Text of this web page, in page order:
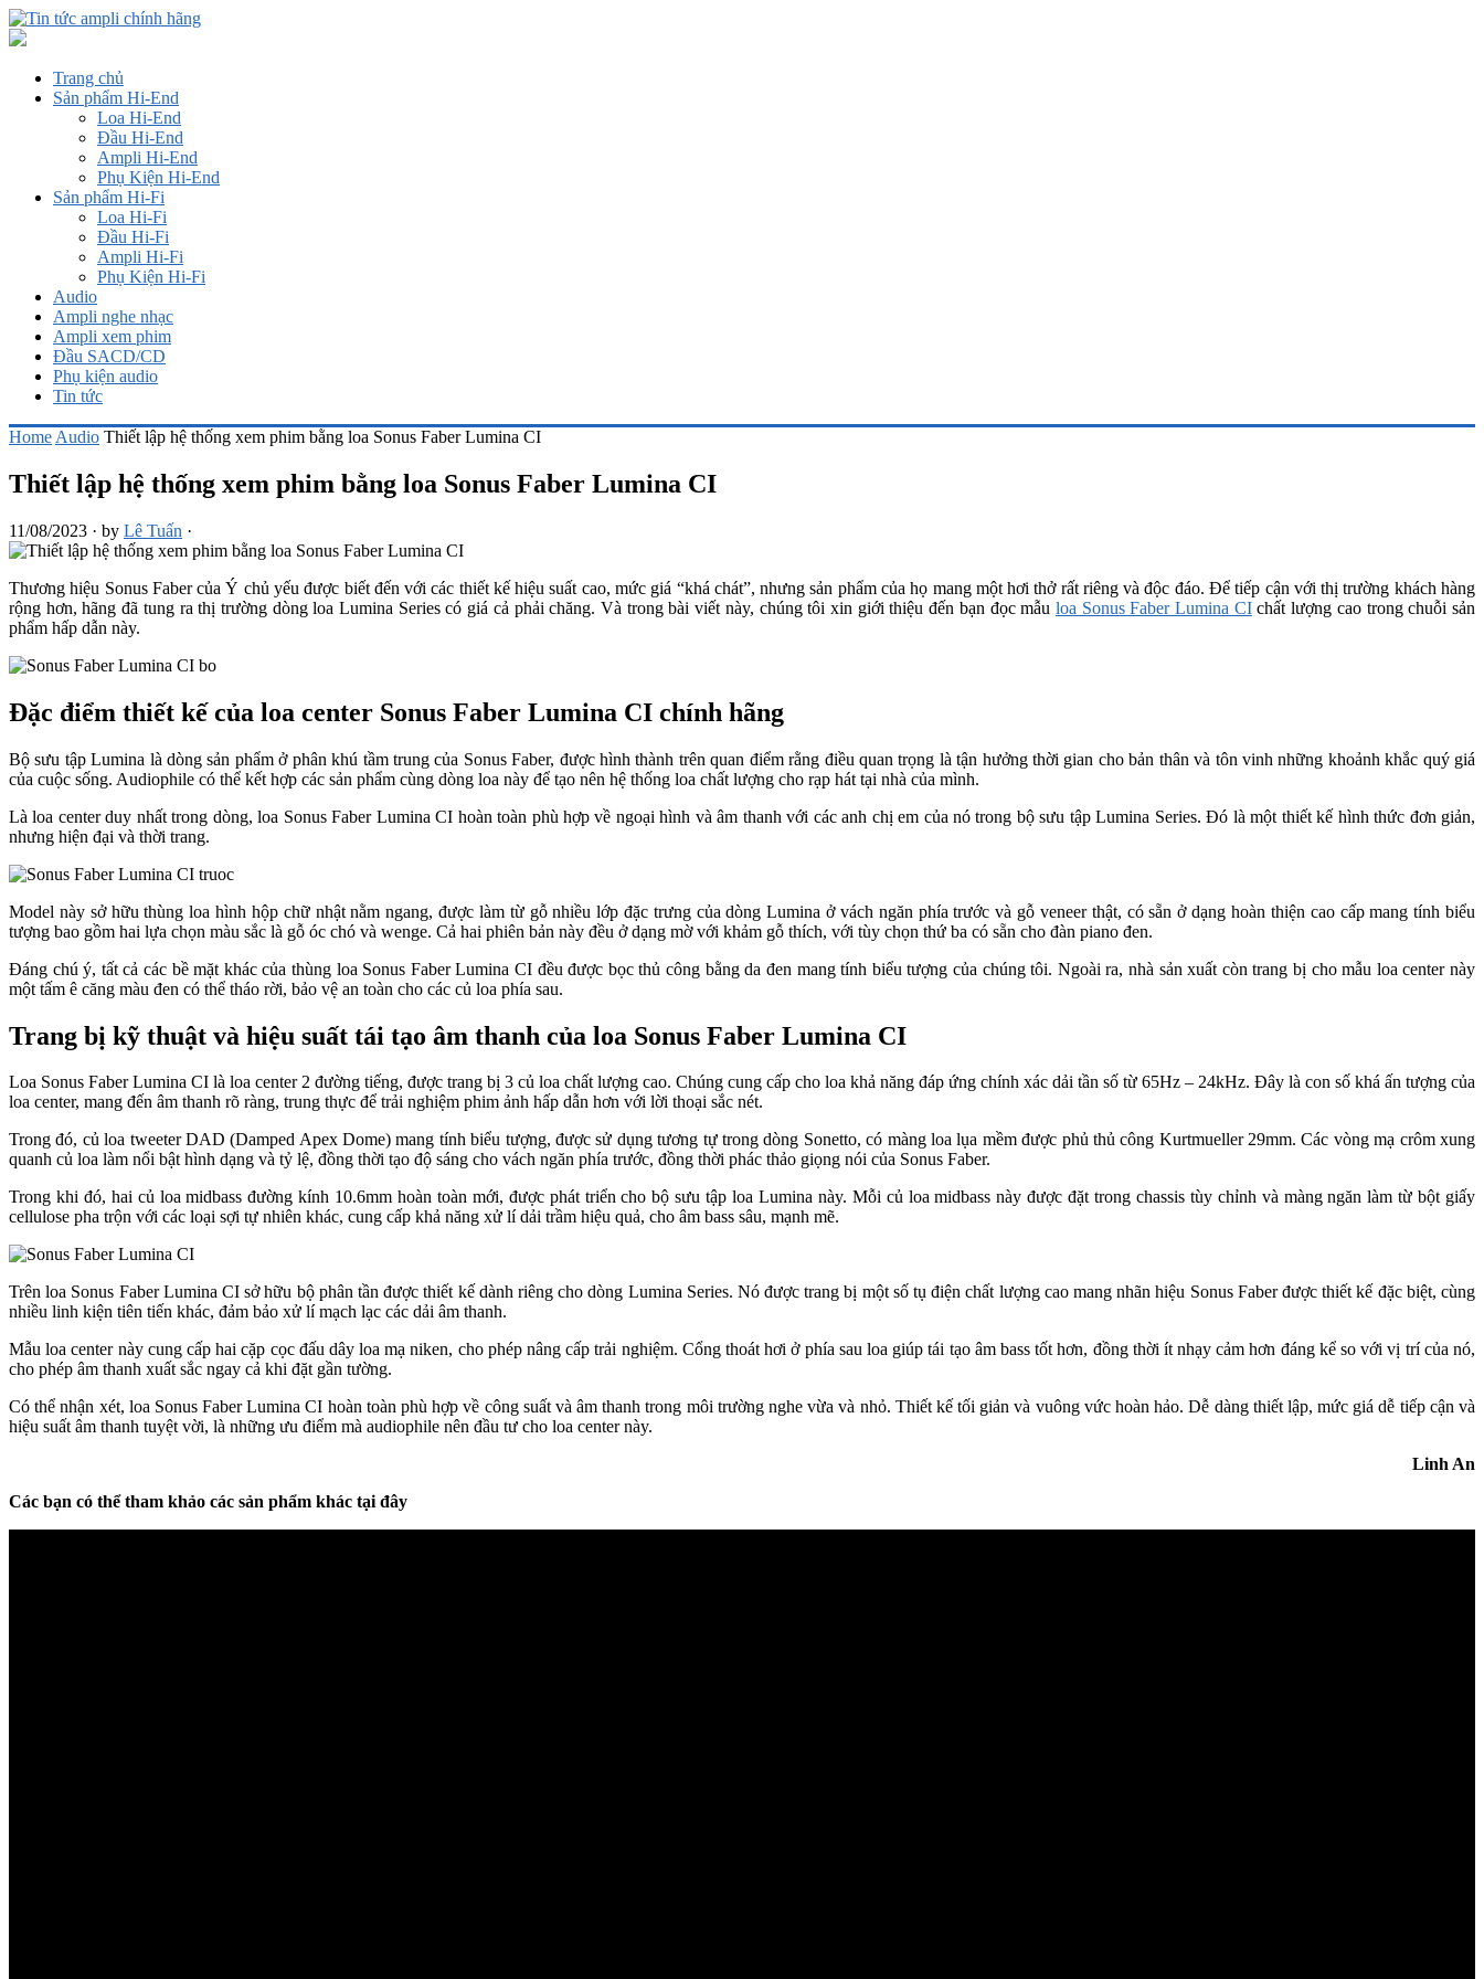
Trang chủ
Sản phẩm Hi-End
Loa Hi-End
Đầu Hi-End
Ampli Hi-End
Phụ Kiện Hi-End
Sản phẩm Hi-Fi
Loa Hi-Fi
Đầu Hi-Fi
Ampli Hi-Fi
Phụ Kiện Hi-Fi
Audio
Ampli nghe nhạc
Ampli xem phim
Đầu SACD/CD
Phụ kiện audio
Tin tức
Home Audio Thiết lập hệ thống xem phim bằng loa Sonus Faber Lumina CI
Thiết lập hệ thống xem phim bằng loa Sonus Faber Lumina CI
11/08/2023 · by Lê Tuấn ·
Thương hiệu Sonus Faber của Ý chủ yếu được biết đến với các thiết kế hiệu suất cao, mức giá “khá chát”, nhưng sản phẩm của họ mang một hơi thở rất riêng và độc đáo. Để tiếp cận với thị trường khách hàng
rộng hơn, hãng đã tung ra thị trường dòng loa Lumina Series có giá cả phải chăng. Và trong bài viết này, chúng tôi xin giới thiệu đến bạn đọc mẫu loa Sonus Faber Lumina CIchất lượng cao trong chuỗi sản
phẩm hấp dẫn này.
Đặc điểm thiết kế của loa center Sonus Faber Lumina CI chính hãng
Bộ sưu tập Lumina là dòng sản phẩm ở phân khú tầm trung của Sonus Faber, được hình thành trên quan điểm rằng điều quan trọng là tận hưởng thời gian cho bản thân và tôn vinh những khoảnh khắc quý giá
của cuộc sống. Audiophile có thể kết hợp các sản phẩm cùng dòng loa này để tạo nên hệ thống loa chất lượng cho rạp hát tại nhà của mình.
Là loa center duy nhất trong dòng, loa Sonus Faber Lumina CI hoàn toàn phù hợp về ngoại hình và âm thanh với các anh chị em của nó trong bộ sưu tập Lumina Series. Đó là một thiết kế hình thức đơn giản,
nhưng hiện đại và thời trang.
Model này sở hữu thùng loa hình hộp chữ nhật nằm ngang, được làm từ gỗ nhiều lớp đặc trưng của dòng Lumina ở vách ngăn phía trước và gỗ veneer thật, có sẵn ở dạng hoàn thiện cao cấp mang tính biểu
tượng bao gồm hai lựa chọn màu sắc là gỗ óc chó và wenge. Cả hai phiên bản này đều ở dạng mờ với khảm gỗ thích, với tùy chọn thứ ba có sẵn cho đàn piano đen.
Đáng chú ý, tất cả các bề mặt khác của thùng loa Sonus Faber Lumina CI đều được bọc thủ công bằng da đen mang tính biểu tượng của chúng tôi. Ngoài ra, nhà sản xuất còn trang bị cho mẫu loa center này
một tấm ê căng màu đen có thể tháo rời, bảo vệ an toàn cho các củ loa phía sau.
Trang bị kỹ thuật và hiệu suất tái tạo âm thanh của loa Sonus Faber Lumina CI
Loa Sonus Faber Lumina CI là loa center 2 đường tiếng, được trang bị 3 củ loa chất lượng cao. Chúng cung cấp cho loa khả năng đáp ứng chính xác dải tần số từ 65Hz – 24kHz. Đây là con số khá ấn tượng của
loa center, mang đến âm thanh rõ ràng, trung thực để trải nghiệm phim ảnh hấp dẫn hơn với lời thoại sắc nét.
Trong đó, củ loa tweeter DAD (Damped Apex Dome) mang tính biểu tượng, được sử dụng tương tự trong dòng Sonetto, có màng loa lụa mềm được phủ thủ công Kurtmueller 29mm. Các vòng mạ crôm xung
quanh củ loa làm nổi bật hình dạng và tỷ lệ, đồng thời tạo độ sáng cho vách ngăn phía trước, đồng thời phác thảo giọng nói của Sonus Faber.
Trong khi đó, hai củ loa midbass đường kính 10.6mm hoàn toàn mới, được phát triển cho bộ sưu tập loa Lumina này. Mỗi củ loa midbass này được đặt trong chassis tùy chỉnh và màng ngăn làm từ bột giấy
cellulose pha trộn với các loại sợi tự nhiên khác, cung cấp khả năng xử lí dải trầm hiệu quả, cho âm bass sâu, mạnh mẽ.
Trên loa Sonus Faber Lumina CI sở hữu bộ phân tần được thiết kế dành riêng cho dòng Lumina Series. Nó được trang bị một số tụ điện chất lượng cao mang nhãn hiệu Sonus Faber được thiết kế đặc biệt, cùng
nhiều linh kiện tiên tiến khác, đảm bảo xử lí mạch lạc các dải âm thanh.
Mẫu loa center này cung cấp hai cặp cọc đấu dây loa mạ niken, cho phép nâng cấp trải nghiệm. Cổng thoát hơi ở phía sau loa giúp tái tạo âm bass tốt hơn, đồng thời ít nhạy cảm hơn đáng kể so với vị trí của nó,
cho phép âm thanh xuất sắc ngay cả khi đặt gần tường.
Có thể nhận xét, loa Sonus Faber Lumina CI hoàn toàn phù hợp về công suất và âm thanh trong môi trường nghe vừa và nhỏ. Thiết kế tối giản và vuông vức hoàn hảo. Dễ dàng thiết lập, mức giá dễ tiếp cận và
hiệu suất âm thanh tuyệt vời, là những ưu điểm mà audiophile nên đầu tư cho loa center này.
Linh An
Các bạn có thể tham khảo các sản phẩm khác tại đây